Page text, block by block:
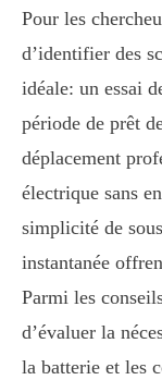
Pour les
d’identifier des
idéale: un essai
période de prêt
déplacement
électrique sans
simplicité de
instantanée
Parmi les
d’évaluer la
la batterie et les